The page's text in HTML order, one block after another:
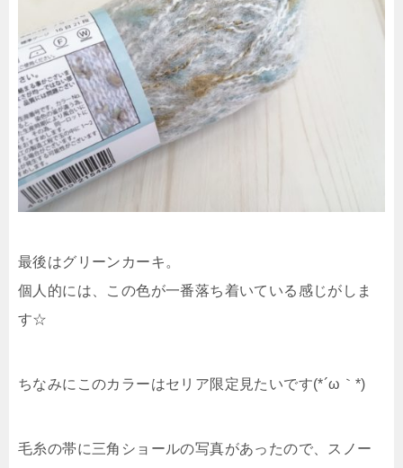
最後はグリーンカーキ。
個人的には、この色が一番落ち着いている感じがしま
す☆
ちなみにこのカラーはセリア限定見たいです(*´ω｀*)
毛糸の帯に三角ショールの写真があったので、スノー